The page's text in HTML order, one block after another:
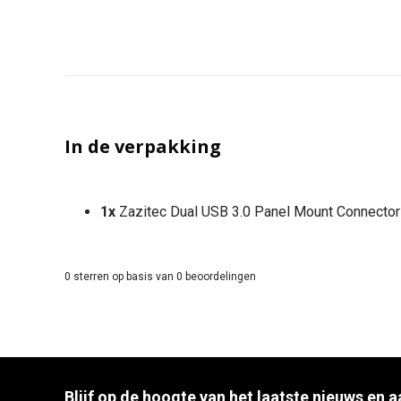
In de verpakking
1x Zazitec Dual USB 3.0 Panel Mount Connector
0 sterren op basis van 0 beoordelingen
Blijf op de hoogte van het laatste nieuws en